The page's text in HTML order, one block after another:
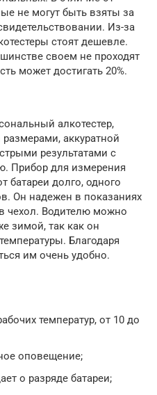
не могут быть взяты за
Из-за
стоят дешевле.
своем не проходят
может достигать 20%.
алкотестер,
аккуратной
результатами с
Прибор для измерения
батареи долго, одного
Он надежен в показаниях
чехол. Водителю можно
зимой, так как он
Благодаря
им очень удобно.
температур, от 10 до
оповещение;
о разряде батареи;